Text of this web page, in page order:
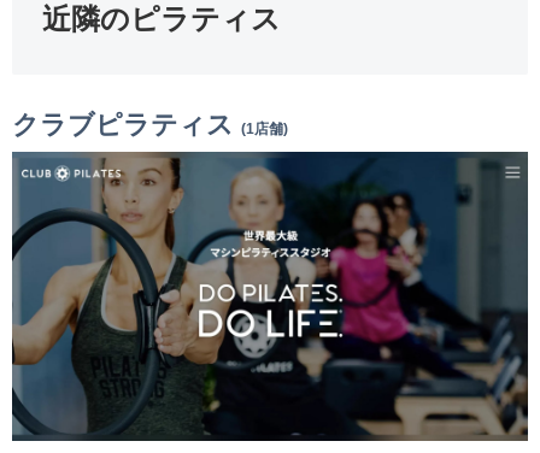
近隣のピラティス
クラブピラティス (1店舗)